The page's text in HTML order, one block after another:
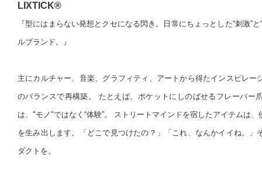
LIXTICK®
『型にはまらない発想とクセになる閃き。日常にちょっとした“刺激”
ルブランド。』
主にカルチャー、音楽、グラフィティ、アートから得たインスピレー
のバランスで再構築。 たとえば、ポケットにしのばせるフレーバー
は、"モノ"ではなく“体験”。 ストリートマインドを宿したアイテムは
を生み出します。「どこで見つけたの？」「これ、なんかイイね。」
ダクトを。